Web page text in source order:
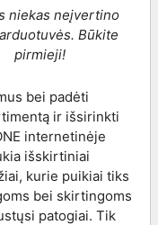
niekas neįvertino
Būkite
pirmieji!
bei padėti
ir išsirinkti
internetinėje
išskirtiniai
kurie puikiai tiks
bei skirtingoms
patogiai. Tik